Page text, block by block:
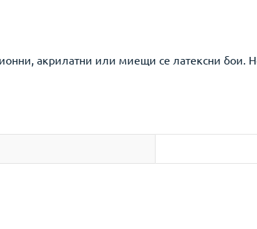
акрилатни или миещи се латексни бои.